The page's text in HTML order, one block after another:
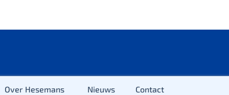
Over Hesemans Nieuws Contact